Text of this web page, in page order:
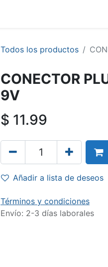
Todos los productos
CONECTOR
9V
$ 11.99
Añadir a lista de deseos
Términos y condiciones
Envío: 2-3 días laborales